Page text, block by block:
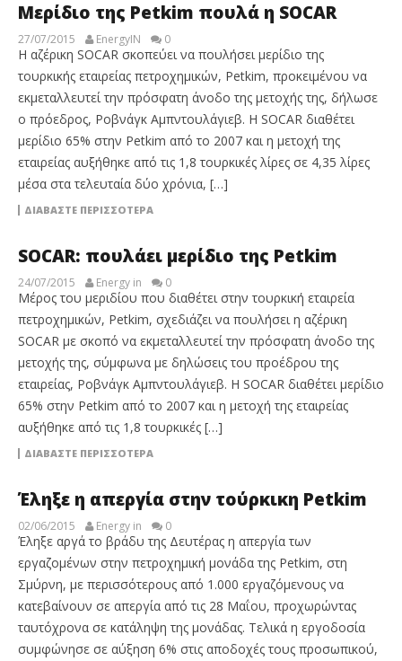
Μερίδιο της Petkim πουλά η SOCAR
27/07/2015 EnergyIN 0
Η αζέρικη SOCAR σκοπεύει να πουλήσει μερίδιο της
τουρκικής εταιρείας πετροχημικών, Petkim, προκειμένου να
εκμεταλλευτεί την πρόσφατη άνοδο της μετοχής της, δήλωσε
ο πρόεδρος, Ροβνάγκ Αμπντουλάγιεβ. Η SOCAR διαθέτει
μερίδιο 65% στην Petkim από το 2007 και η μετοχή της
εταιρείας αυξήθηκε από τις 1,8 τουρκικές λίρες σε 4,35 λίρες
μέσα στα τελευταία δύο χρόνια, […]
ΔΙΑΒΆΣΤΕ ΠΕΡΙΣΣΌΤΕΡΑ
SOCAR: πουλάει μερίδιο της Petkim
24/07/2015 Energy in 0
Μέρος του μεριδίου που διαθέτει στην τουρκική εταιρεία
πετροχημικών, Petkim, σχεδιάζει να πουλήσει η αζέρικη
SOCAR με σκοπό να εκμεταλλευτεί την πρόσφατη άνοδο της
μετοχής της, σύμφωνα με δηλώσεις του προέδρου της
εταιρείας, Ροβνάγκ Αμπντουλάγιεβ. Η SOCAR διαθέτει μερίδιο
65% στην Petkim από το 2007 και η μετοχή της εταιρείας
αυξήθηκε από τις 1,8 τουρκικές […]
ΔΙΑΒΆΣΤΕ ΠΕΡΙΣΣΌΤΕΡΑ
Έληξε η απεργία στην τούρκικη Petkim
02/06/2015 Energy in 0
Έληξε αργά το βράδυ της Δευτέρας η απεργία των
εργαζομένων στην πετροχημική μονάδα της Petkim, στη
Σμύρνη, με περισσότερους από 1.000 εργαζόμενους να
κατεβαίνουν σε απεργία από τις 28 Μαΐου, προχωρώντας
ταυτόχρονα σε κατάληψη της μονάδας. Τελικά η εργοδοσία
συμφώνησε σε αύξηση 6% στις αποδοχές τους προσωπικού,